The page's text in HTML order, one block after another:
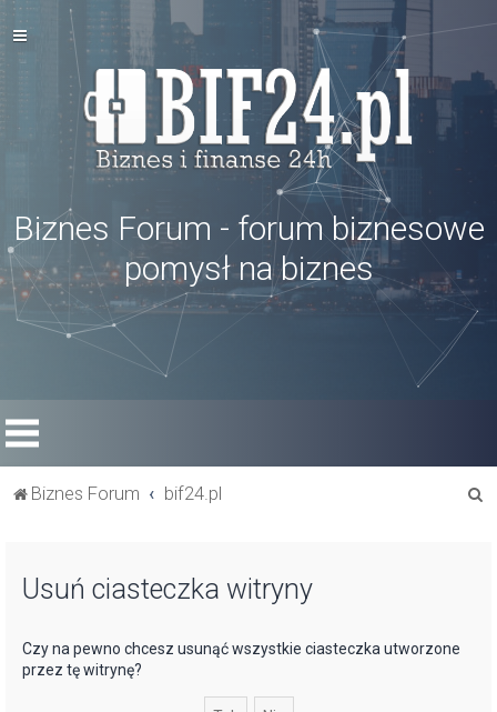
Biznes Forum - forum biznesowe
pomysł na biznes
Biznes Forum bif24.pl
Usuń ciasteczka witryny
Czy na pewno chcesz usunąć wszystkie ciasteczka utworzone
przez tę witrynę?